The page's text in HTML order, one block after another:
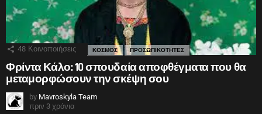
48 Κοινοποιήσεις ΚΟΣΜΟΣ ΠΡΟΣΩΠΙΚΟΤΗΤΕΣ
Φρίντα Κάλο: 10 σπουδαία αποφθέγματα που θα
μεταμορφώσουν την σκέψη σου
by Mavroskyla Team
πριν 3 χρόνια